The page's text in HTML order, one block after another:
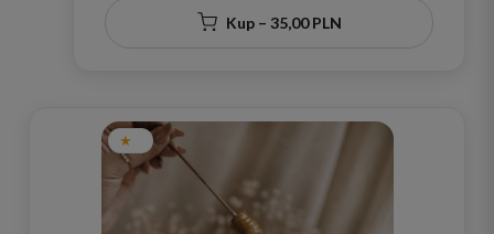
Kup – 35,00 PLN